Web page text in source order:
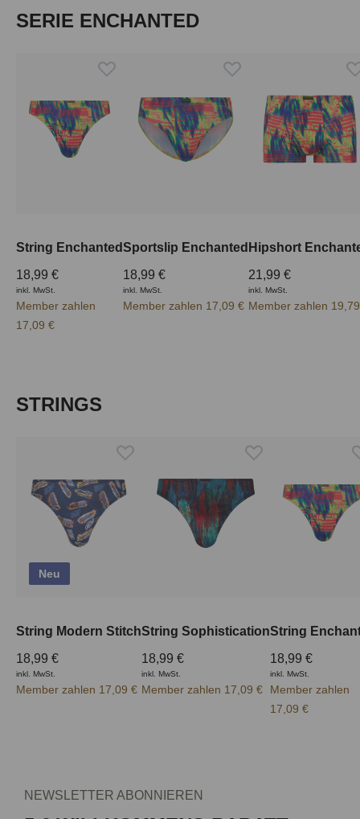
Produktgalerie überspringen
SERIE ENCHANTED
String Enchanted
18,99 €
inkl. MwSt.
Member zahlen
17,09 €
Sportslip Enchanted
18,99 €
inkl. MwSt.
Member zahlen 17,09 €
Hipshort
21,99 €
inkl. MwSt.
Member zahlen
Produktgalerie überspringen
STRINGS
Neu
String Modern Stitch
18,99 €
inkl. MwSt.
Member zahlen 17,09 €
String Sophistication
18,99 €
inkl. MwSt.
Member zahlen 17,09 €
String
18,99 €
inkl. MwSt.
Member zahlen
17,09 €
NEWSLETTER ABONNIEREN